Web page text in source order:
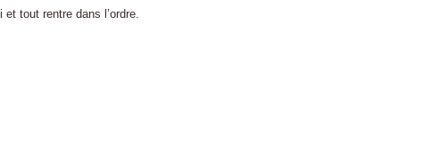
tout rentre dans l’ordre.